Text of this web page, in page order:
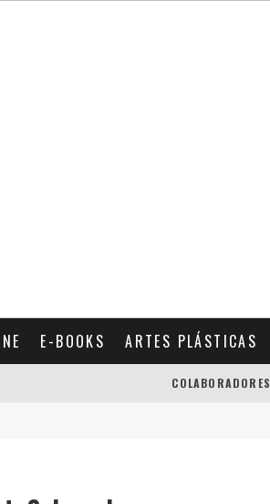
E-BOOKS ARTES PLÁSTICAS
COLABORADORES